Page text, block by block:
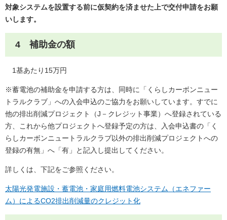
対象システムを設置する前に仮契約を済ませた上で交付申請をお願
いします。
4 補助金の額
1基あたり15万円
※蓄電池の補助金を申請する方は、同時に「くらしカーボンニュー
トラルクラブ」への入会申込のご協力をお願いしています。すでに
他の排出削減プロジェクト（J－クレジット事業）へ登録されている
方、これから他プロジェクトへ登録予定の方は、入会申込書の「く
らしカーボンニュートラルクラブ以外の排出削減プロジェクトへの
登録の有無」へ「有」と記入し提出してください。
詳しくは、下記をご参照ください。
太陽光発電施設・蓄電池・家庭用燃料電池システム（エネファー
ム）によるCO2排出削減量のクレジット化